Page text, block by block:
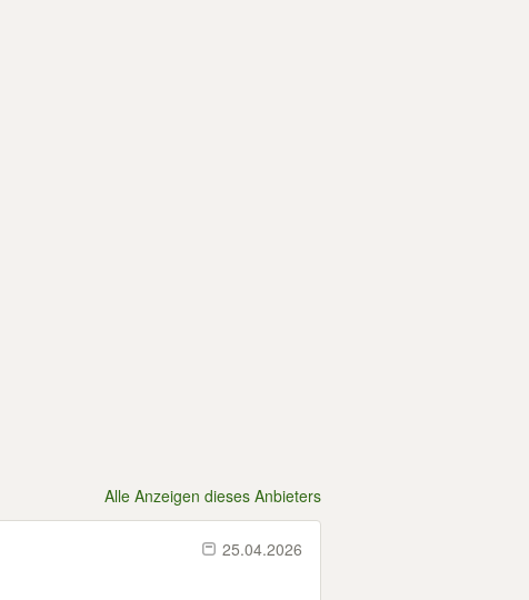
Alle Anzeigen dieses Anbieters
25.04.2026